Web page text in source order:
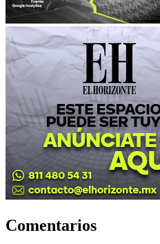
Comentarios